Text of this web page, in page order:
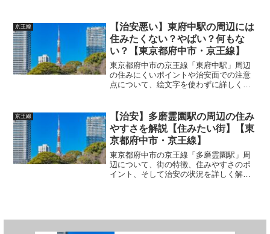
解説します。 (adsbygoogle =
window.ad...
京王線
【治安悪い】東府中駅の周辺には
住みたくない？やばい？何もな
い？【東京都府中市・京王線】
東京都府中市の京王線「東府中駅」周辺
の住みにくいポイントや治安面での注意
点について、絵文字を使わずに詳しく解
駅周辺の住みに...
京王線
【治安】多磨霊園駅の周辺の住み
やすさを解説【住みたい街】【東
京都府中市・京王線】
東京都府中市の京王線「多磨霊園駅」周
辺について、街の特徴、住みやすさのポ
イント、そして治安の状況を詳しく解説